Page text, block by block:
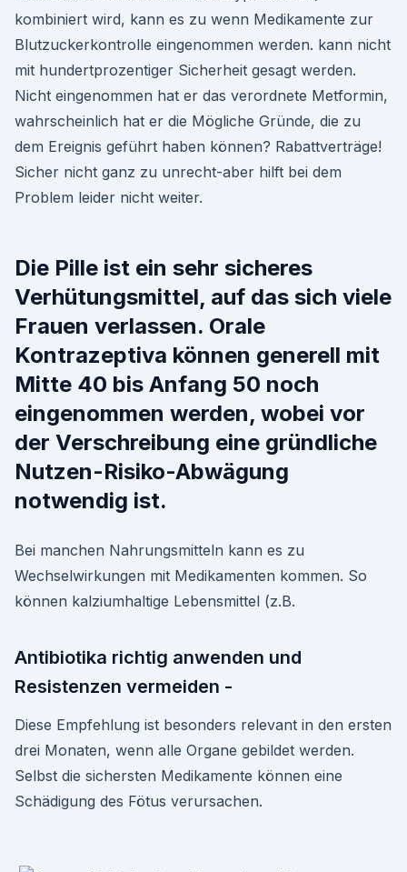
kombiniert wird, kann es zu wenn Medikamente zur
Blutzuckerkontrolle eingenommen werden. kann nicht
mit hundertprozentiger Sicherheit gesagt werden.
Nicht eingenommen hat er das verordnete Metformin,
wahrscheinlich hat er die Mögliche Gründe, die zu
dem Ereignis geführt haben können? Rabattverträge!
Sicher nicht ganz zu unrecht-aber hilft bei dem
Problem leider nicht weiter.
Die Pille ist ein sehr sicheres
Verhütungsmittel, auf das sich viele
Frauen verlassen. Orale
Kontrazeptiva können generell mit
Mitte 40 bis Anfang 50 noch
eingenommen werden, wobei vor
der Verschreibung eine gründliche
Nutzen-Risiko-Abwägung
notwendig ist.
Bei manchen Nahrungsmitteln kann es zu
Wechselwirkungen mit Medikamenten kommen. So
können kalziumhaltige Lebensmittel (z.B.
Antibiotika richtig anwenden und
Resistenzen vermeiden -
Diese Empfehlung ist besonders relevant in den ersten
drei Monaten, wenn alle Organe gebildet werden.
Selbst die sichersten Medikamente können eine
Schädigung des Fötus verursachen.